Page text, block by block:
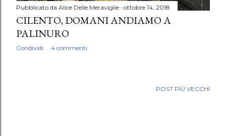
Pubblicato da Alice Delle Meraviglie ottobre 14, 2018
CILENTO, DOMANI ANDIAMO A
PALINURO
Condividi 4 commenti
POST PIÙ VECCHI